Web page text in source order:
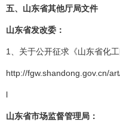
五、山东省其他厅局文件
山东省发改委：
1、关于公开征求《山东省化
http://fgw.shandong.gov.cn/
l
山东省市场监督管理局：